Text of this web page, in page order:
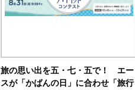
旅の思い出を五・七・五で！ エー
スが「かばんの日」に合わせ「旅行